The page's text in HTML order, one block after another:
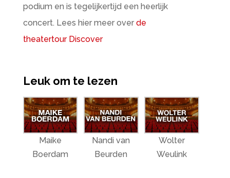
podium en is tegelijkertijd een heerlijk
concert. Lees hier meer over de
theatertour Discover
Leuk om te lezen
Maike
Boerdam
Nandi van
Beurden
Wolter
Weulink